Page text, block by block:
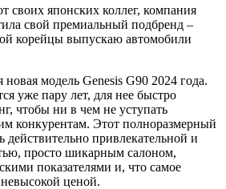
своих японских коллег, компания
свой премиальный подбренд –
корейцы выпускаю автомобили
модель Genesis G90 2024 года.
уже пару лет, для нее быстро
чтобы ни в чем не уступать
конкурентам. Этот полноразмерный
действительно привлекательной и
просто шикарным салоном,
показателями и, что самое
ценой.